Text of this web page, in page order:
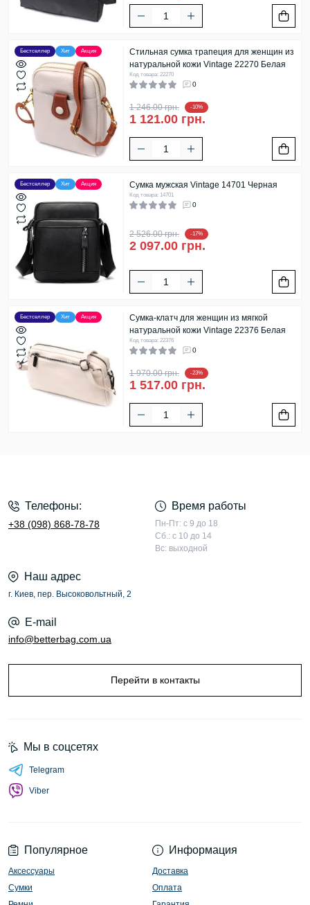
Бестселлер Хит Акция
Стильная сумка трапеция для женщин из
натуральной кожи Vintage 22270 Белая
Код товара: 22270
0
1 246.00 грн. -10%
1 121.00 грн.
Бестселлер Хит Акция Сумка мужская Vintage 14701 Черная
Код товара: 14701
0
2 526.00 грн. -17%
2 097.00 грн.
Бестселлер Хит Акция
Сумка-клатч для женщин из мягкой
натуральной кожи Vintage 22376 Белая
Код товара: 22376
0
1 970.00 грн. -23%
1 517.00 грн.
Телефоны:
+38 (098) 868-78-78
Время работы
Пн-Пт: с 9 до 18
Сб.: с 10 до 14
Вс: выходной
Наш адрес
г. Киев, пер. Высоковольтный, 2
E-mail
info@betterbag.com.ua
Перейти в контакты
Популярное
Аксессуары
Сумки
Информация
Доставка
Оплата
Мы в соцсетях
Telegram
Viber